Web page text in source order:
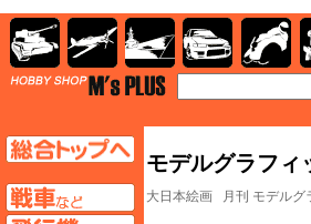
モデルグラフィ
大日本絵画 月刊 モデルグ
AFV
AFV 飛行機 艦船 自動車